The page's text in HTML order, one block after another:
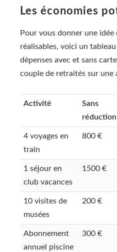
Les économies
Pour vous donner une
réalisables, voici un
dépenses avec et sans
couple de retraités sur une
Activité
Sans
réduction
4 voyages en
train
800 €
1 séjour en
club vacances
1500 €
10 visites de
musées
200 €
Abonnement
annuel piscine
300 €